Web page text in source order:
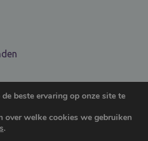
beste ervaring op onze site te
over welke cookies we gebruiken
.